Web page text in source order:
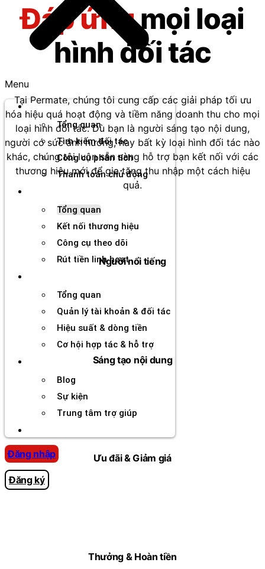
Menu
Thương hiệu
Tổng quan
Tìm kiếm đối tác
Công cụ phân tích
Thanh toán chủ động
Tổng quan
Kết nối thương hiệu
Công cụ theo dõi
Rút tiền linh hoạt
Tổng quan
Quản lý tài khoản & đối tác
Hiệu suất & dòng tiền
Cơ hội hợp tác & hỗ trợ
Blog
Sự kiện
Trung tâm trợ giúp
Đăng nhập
Đăng ký
Đáp ứngmọi loại
hình đối tác
Tại Permate, chúng tôi cung cấp các giải pháp tối ưu
hóa hiệu quả hoạt động và tiềm năng doanh thu cho mọi
loại hình đối tác. Dù bạn là người sáng tạo nội dung,
người có sức ảnh hưởng, hay bất kỳ loại hình đối tác nào
khác, chúng tôi luôn sẵn sàng hỗ trợ bạn kết nối với các
thương hiệu mới để gia tăng thu nhập một cách hiệu
quả.
Người nổi tiếng
Sáng tạo nội dung
Ưu đãi & Giảm giá
Thưởng & Hoàn tiền